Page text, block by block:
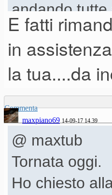
andando
un copri-
Stasera la
E fatti
in
la tua....da
Commenta
maxpiano69 14-09-17 14.39
@ maxtub
Tornata oggi.
Ho chiesto